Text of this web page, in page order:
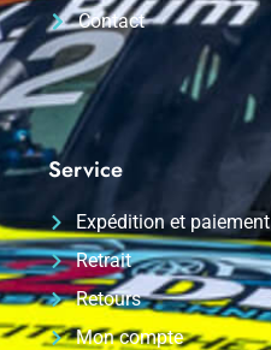
Contact
Service
Expédition et paiement
Retrait
Retours
Mon compte